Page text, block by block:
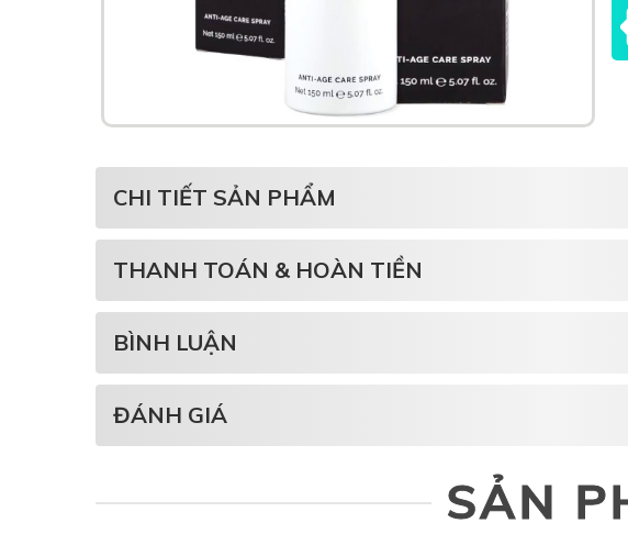
CHI TIẾT SẢN PHẨM
THANH TOÁN & HOÀN TIỀN
BÌNH LUẬN
ĐÁNH GIÁ
SẢN